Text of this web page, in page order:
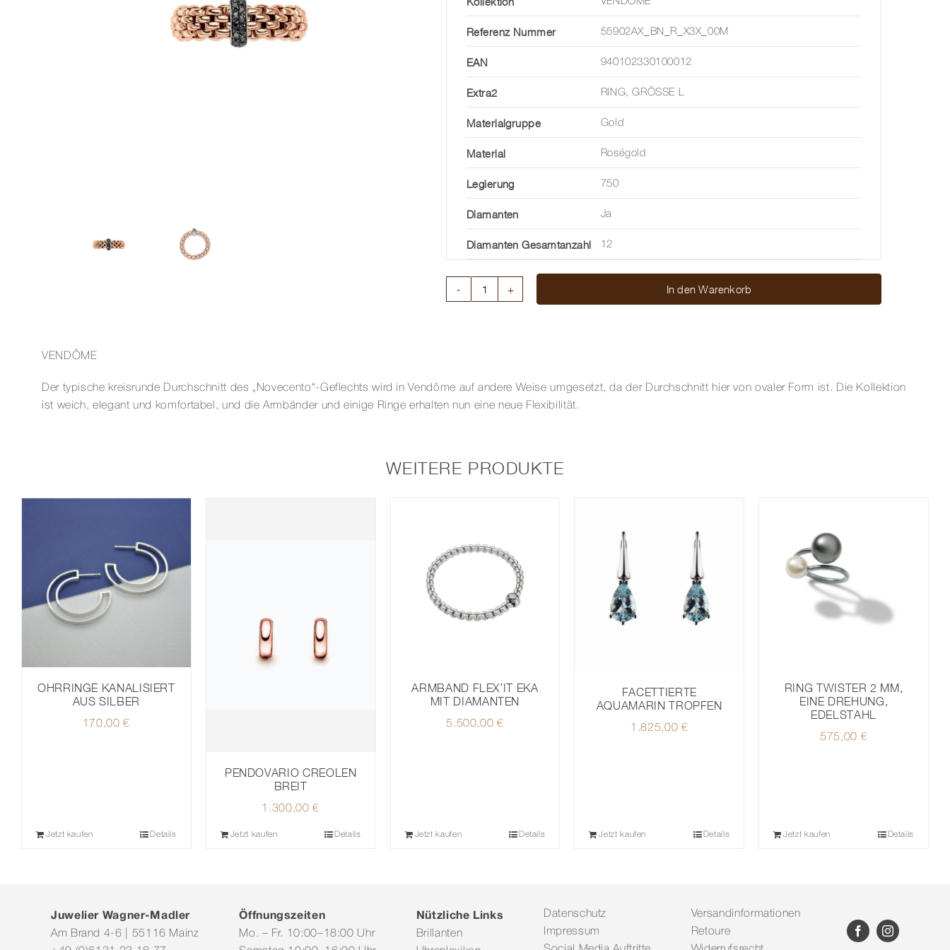
Referenz Nummer 55902AX_BN_R_X3X_00M
EAN 940102330100012
Extra2 RING, GRÖSSE L
Materialgruppe Gold
Material Roségold
Legierung 750
Diamanten Ja
Diamanten Gesamtanzahl 12
Menge
In den Warenkorb
VENDÔME
Der typische kreisrunde Durchschnitt des „Novecento“-Geflechts wird in Vendôme auf andere Weise umgesetzt, da der Durchschnitt hier von ovaler Form ist. Die Kollektion
ist weich, elegant und komfortabel, und die Armbänder und einige Ringe erhalten nun eine neue Flexibilität.
WEITERE PRODUKTE
OHRRINGE KANALISIERT
AUS SILBER
170,00€
Jetzt kaufen Details
PENDOVARIO CREOLEN
BREIT
1.300,00€
Jetzt kaufen Details
ARMBAND FLEX’IT EKA
MIT DIAMANTEN
5.500,00€
Jetzt kaufen Details
FACETTIERTE
AQUAMARIN TROPFEN
1.825,00 €
Jetzt kaufen Details
RING TWISTER 2 MM,
EINE DREHUNG,
EDELSTAHL
575,00 €
Jetzt kaufen Details
Juwelier Wagner-Madler
Am Brand 4-6 | 55116 Mainz
Öffnungszeiten
Mo. – Fr. 10:00–18:00 Uhr
Nützliche Links
Brillanten
Datenschutz
Impressum
Versandinformationen
Retoure